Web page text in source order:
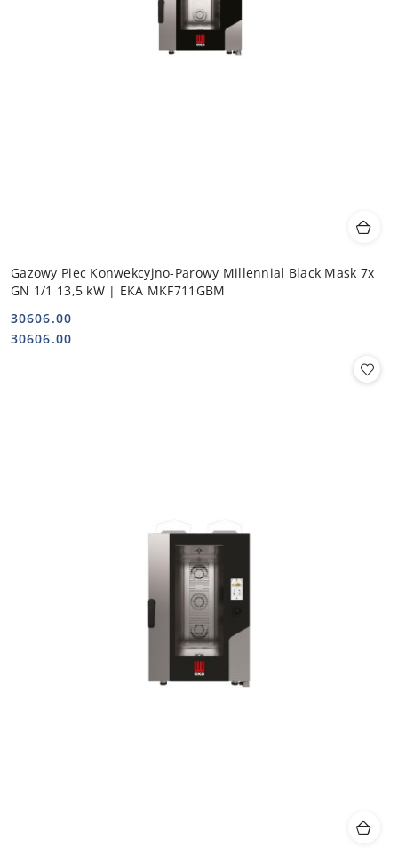
Gazowy Piec Konwekcyjno-Parowy Millennial Black Mask 7x
GN 1/1 13,5 kW | EKA MKF711GBM
Cena:
30606.00
Cena:
30606.00